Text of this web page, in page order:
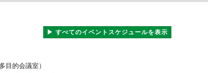
▶ すべてのイベントスケジュールを表示
目的会議室）